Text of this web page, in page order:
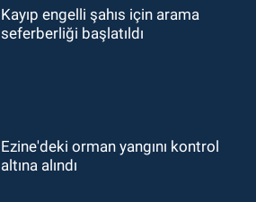
Kayıp engelli şahıs için arama
seferberliği başlatıldı
Ezine'deki orman yangını kontrol
altına alındı